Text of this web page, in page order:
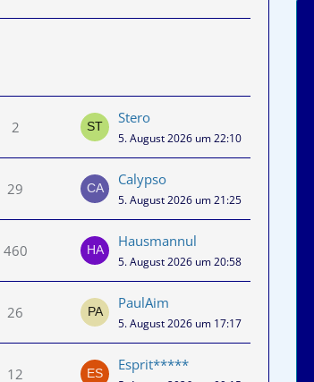
2
Stero
5. August 2026 um 22:10
29
Calypso
5. August 2026 um 21:25
460
Hausmannul
5. August 2026 um 20:58
26
PaulAim
5. August 2026 um 17:17
12
Esprit*****